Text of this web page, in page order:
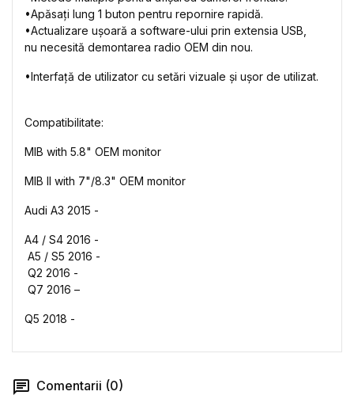
•Apăsați lung 1 buton pentru repornire rapidă.
•Actualizare ușoară a software-ului prin extensia USB,
nu necesită demontarea radio OEM din nou.
•Interfață de utilizator cu setări vizuale și ușor de utilizat.
Compatibilitate:
MIB with 5.8" OEM monitor
MIB II with 7"/8.3" OEM monitor
Audi A3 2015 -
A4 / S4 2016 -
A5 / S5 2016 -
Q2 2016 -
Q7 2016 –
Q5 2018 -
Comentarii (0)